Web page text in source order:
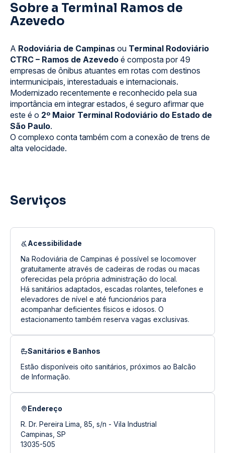
Sobre a Terminal Ramos de
Azevedo
A Rodoviária de Campinas ou Terminal Rodoviário
CTRC – Ramos de Azevedo é composta por 49
empresas de ônibus atuantes em rotas com destinos
intermunicipais, interestaduais e internacionais.
Modernizado recentemente e reconhecido pela sua
importância em integrar estados, é seguro afirmar que
este é o 2º Maior Terminal Rodoviário do Estado de
São Paulo.
O complexo conta também com a conexão de trens de
alta velocidade.
Serviços
Acessibilidade
Na Rodoviária de Campinas é possível se locomover
gratuitamente através de cadeiras de rodas ou macas
oferecidas pela própria administração do local.
Há sanitários adaptados, escadas rolantes, telefones e
elevadores de nível e até funcionários para
acompanhar deficientes físicos e idosos. O
estacionamento também reserva vagas exclusivas.
Sanitários e Banhos
Estão disponíveis oito sanitários, próximos ao Balcão
de Informação.
Endereço
R. Dr. Pereira Lima, 85, s/n - Vila Industrial
Campinas, SP
13035-505